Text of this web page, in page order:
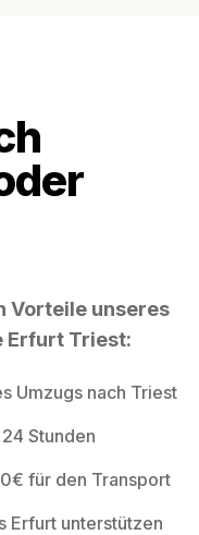
Vorteile unseres
Erfurt Triest:
Umzugs nach Triest
Stunden
für den Transport
Erfurt unterstützen